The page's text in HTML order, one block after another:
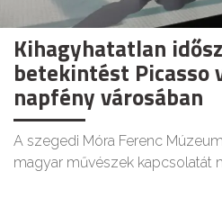
Kihagyhatatlan
betekintést Picasso
napfény városában
A szegedi Móra Ferenc
magyar művészek kapcsolatát